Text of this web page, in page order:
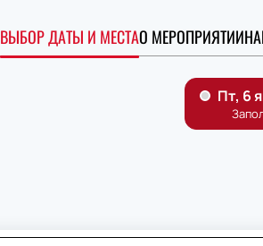
ВЫБОР ДАТЫ И МЕСТАО МЕРОПРИЯТИИ